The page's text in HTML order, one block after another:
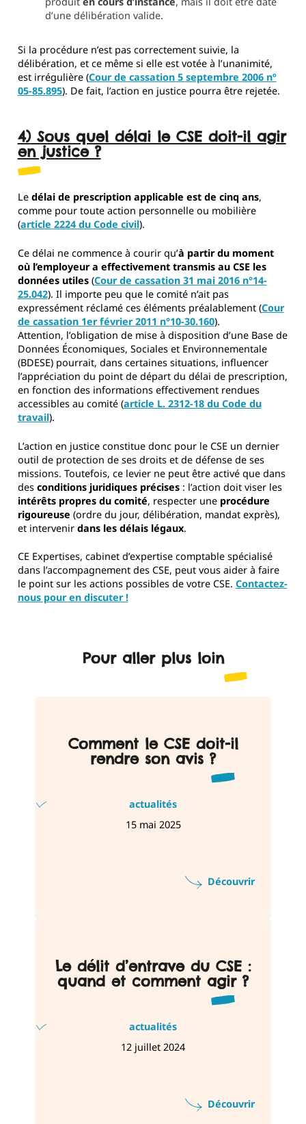
d’une délibération valide.
Si la procédure n’est pas correctement suivie, la
délibération, et ce même si elle est votée à l’unanimité,
est irrégulière (Cour de cassation 5 septembre 2006 nº
05-85.895). De fait, l’action en justice pourra être rejetée.
4) Sous quel délai le CSE doit-il agir
en justice ?
Le délai de prescription applicable est de cinq ans,
comme pour toute action personnelle ou mobilière
(article 2224 du Code civil).
Ce délai ne commence à courir qu’à partir du moment
où l’employeur a effectivement transmis au CSE les
données utiles(Cour de cassation 31 mai 2016 n°14-
25.042). Il importe peu que le comité n’ait pas
expressément réclamé ces éléments préalablement (Cour
de cassation 1er février 2011 n°10-30.160).
Attention, l’obligation de mise à disposition d’une Base de
Données Économiques, Sociales et Environnementale
(BDESE) pourrait, dans certaines situations, influencer
l’appréciation du point de départ du délai de prescription,
en fonction des informations effectivement rendues
accessibles au comité (article L. 2312-18 du Code du
travail).
L’action en justice constitue donc pour le CSE un dernier
outil de protection de ses droits et de défense de ses
missions. Toutefois, ce levier ne peut être activé que dans
des conditions juridiques précises: l’action doit viser les
intérêts propres du comité, respecter une procédure
rigoureuse (ordre du jour, délibération, mandat exprès),
et intervenir dans les délais légaux.
CE Expertises, cabinet d’expertise comptable spécialisé
dans l’accompagnement des CSE, peut vous aider à faire
le point sur les actions possibles de votre CSE. Contactez-
nous pour en discuter !
Pour aller plus loin
Comment le CSE doit-il
rendre son avis ?
actualités
15 mai 2025
Découvrir
Le délit d’entrave du CSE :
quand et comment agir ?
actualités
12 juillet 2024
Découvrir